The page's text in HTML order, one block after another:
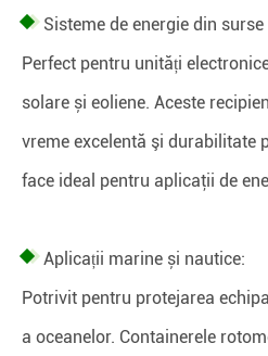
Sisteme de energie din
Perfect pentru unități
solare și eoliene. Aceste
vreme excelentă şi durabilitate
face ideal pentru aplicaţii de
Aplicații marine și nautice:
Potrivit pentru protejarea
a oceanelor. Containerele